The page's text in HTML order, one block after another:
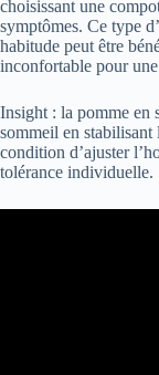
choisissant une
symptômes. Ce type
habitude peut être
inconfortable pour
Insight : la pomme en
sommeil en
condition d’ajuster
tolérance individuelle.